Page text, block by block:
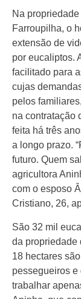
Na
Farroupilha, o
extensão de
por eucaliptos.
facilitado para
cujas
pelos
na contratação
feita há três
a longo prazo.
futuro. Quem
agricultora
com o esposo
Cristiano, 26,
São 32 mil
da propriedade
18 hectares
pessegueiros e
trabalhar